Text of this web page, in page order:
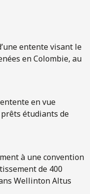
entente visant le
en Colombie, au
en vue
prêts étudiants de
à une convention
de 400
Wellinton Altus